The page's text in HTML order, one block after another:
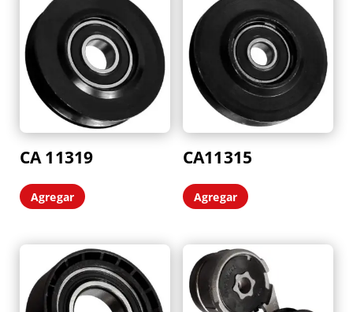
últimos
CA 11319
Agregar
CA11315
Agregar